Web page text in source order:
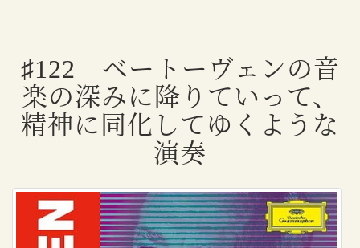
♯122 ベートーヴェンの音
楽の深みに降りていって、
精神に同化してゆくような
演奏